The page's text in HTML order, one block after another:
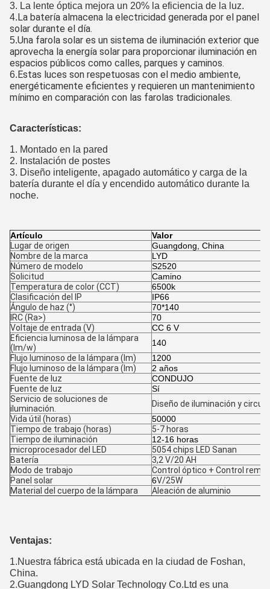
3. La lente óptica mejora un 20% la eficiencia de la luz.
4.La batería almacena la electricidad generada por el panel
solar durante el día.
5.Una farola solar es un sistema de iluminación exterior que
aprovecha la energía solar para proporcionar iluminación en
espacios públicos como calles, parques y caminos.
6.Estas luces son respetuosas con el medio ambiente,
energéticamente eficientes y requieren un mantenimiento
mínimo en comparación con las farolas tradicionales.
Características​:
1. Montado en la pared
2. Instalación de postes
3. Diseño inteligente, apagado automático y carga de la
batería durante el día y encendido automático durante la
noche.
Artículo
Valor
Lugar de origen
Guangdong, China
Nombre de la marca
LYD
Número de modelo
S2520
Solicitud
Camino
Temperatura de color (CCT)
6500k
Clasificación del IP
IP66
Ángulo de haz (°)
70*140
IRC (Ra>)
70
Voltaje de entrada (V)
CC 6 V
Eficiencia luminosa de la lámpara
(lm/w)
140
Flujo luminoso de la lámpara (lm)
1200
Flujo luminoso de la lámpara (lm)
2 años
Fuente de luz
CONDUJO
Fuente de luz
Sí
Servicio de soluciones de
iluminación.
Diseño de iluminación y
Vida útil (horas)
50000
Tiempo de trabajo (horas)
5-7 horas
Tiempo de iluminación
12-16 horas
microprocesador del LED
5054 chips LED Sanan
Batería
3,2 V/20 AH
Modo de trabajo
Control óptico + Control
Panel solar
6V/25W
Material del cuerpo de la lámpara
Aleación de aluminio
Ventajas:
1.Nuestra fábrica está ubicada en la ciudad de Foshan,
China.
2.Guangdong LYD Solar Technology Co.Ltd es una